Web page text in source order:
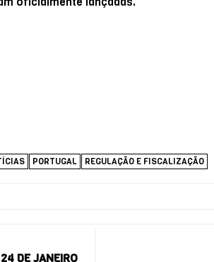
PORTUGAL REGULAÇÃO E FISCALIZAÇÃO
DE JANEIRO